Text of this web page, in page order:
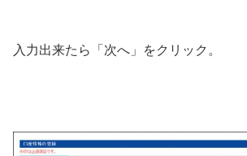
入力出来たら「次へ」をクリック。